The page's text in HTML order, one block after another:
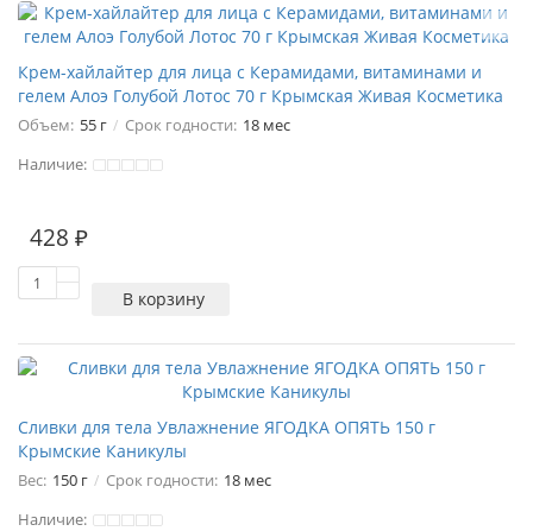
Крем-хайлайтер для лица с Керамидами, витаминами и
гелем Алоэ Голубой Лотос 70 г Крымская Живая Косметика
Объем: 55 г Срок годности: 18 мес
Наличие:
428 ₽
В корзину
Сливки для тела Увлажнение ЯГОДКА ОПЯТЬ 150 г
Крымские Каникулы
Вес: 150 г Срок годности: 18 мес
Наличие: